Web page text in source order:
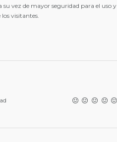
vez de mayor seguridad para el uso y
visitantes.